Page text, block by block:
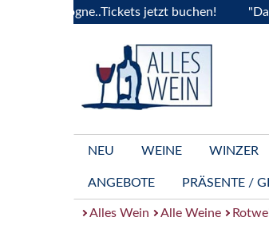
jetzt buchen! "Das
NEU WEINE WINZER
ANGEBOTE PRÄSENTE /
Alles Wein Alle Weine